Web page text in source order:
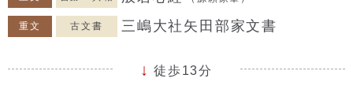
重文 古文書 三嶋大社矢田部家文書
徒歩13分